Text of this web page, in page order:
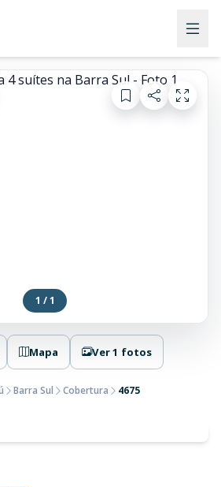
1 / 1
Mapa Ver 1 fotos
Barra Sul Cobertura 4675